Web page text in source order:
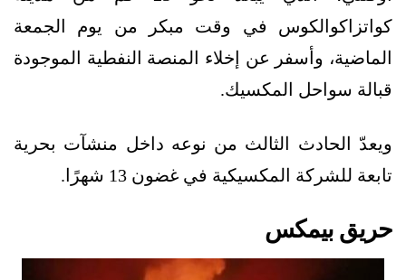
كواتزاكوالكوس في وقت مبكر من يوم الجمعة
الماضية، وأسفر عن إخلاء المنصة النفطية الموجودة
قبالة سواحل المكسيك.
ويعدّ الحادث الثالث من نوعه داخل منشآت بحرية
تابعة للشركة المكسيكية في غضون 13 شهرًا.
حريق بيمكس